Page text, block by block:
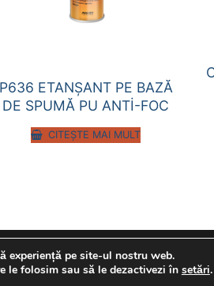
P636 ETANŞANT PE BAZĂ
DE SPUMĂ PU ANTİ-FOC
CITEȘTE MAI MULT
experiență pe site-ul nostru web.
le folosim sau să le dezactivezi în setări.